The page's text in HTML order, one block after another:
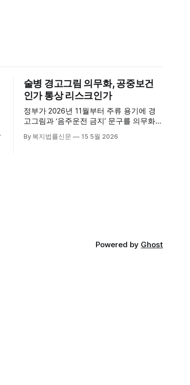
술병 경고그림 의무화, 공중보건
인가 통상 리스크인가
정부가 2026년 11월부터 주류 용기에 경
고그림과 ‘음주운전 금지’ 문구를 의무화하
별개로 산업·통상 측면의 파장이 주목되고
By 복지법률신문 15 5월 2026
Powered by Ghost